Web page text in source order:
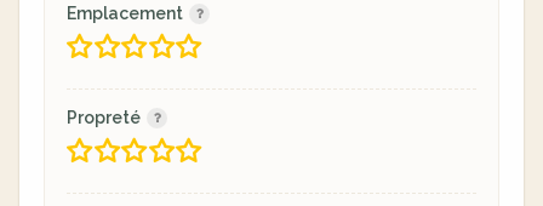
Emplacement
Propreté